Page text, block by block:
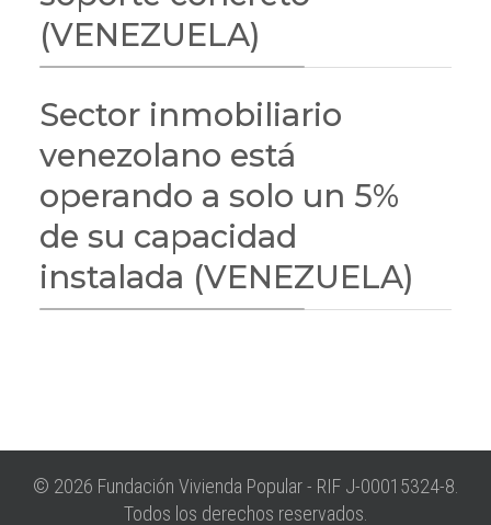
(VENEZUELA)
Sector inmobiliario
venezolano está
operando a solo un 5%
de su capacidad
instalada (VENEZUELA)
© 2026 Fundación Vivienda Popular - RIF J-00015324-8.
Todos los derechos reservados.